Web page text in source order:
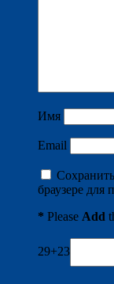
Имя
Email
браузере
* Please Add
29+23